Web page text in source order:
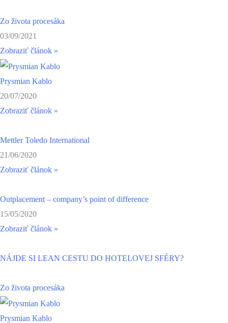
Zo života procesáka
03/09/2021
Zobraziť článok »
Prysmian Kablo
20/07/2020
Zobraziť článok »
Mettler Toledo International
21/06/2020
Zobraziť článok »
Outplacement – company’s point of difference
15/05/2020
Zobraziť článok »
NÁJDE SI LEAN CESTU DO HOTELOVEJ SFÉRY?
Zo života procesáka
Prysmian Kablo